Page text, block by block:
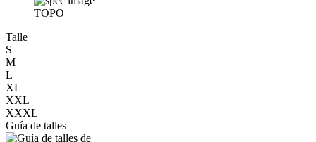
TOPO
Talle
S
M
L
XL
XXL
XXXL
Guía de talles